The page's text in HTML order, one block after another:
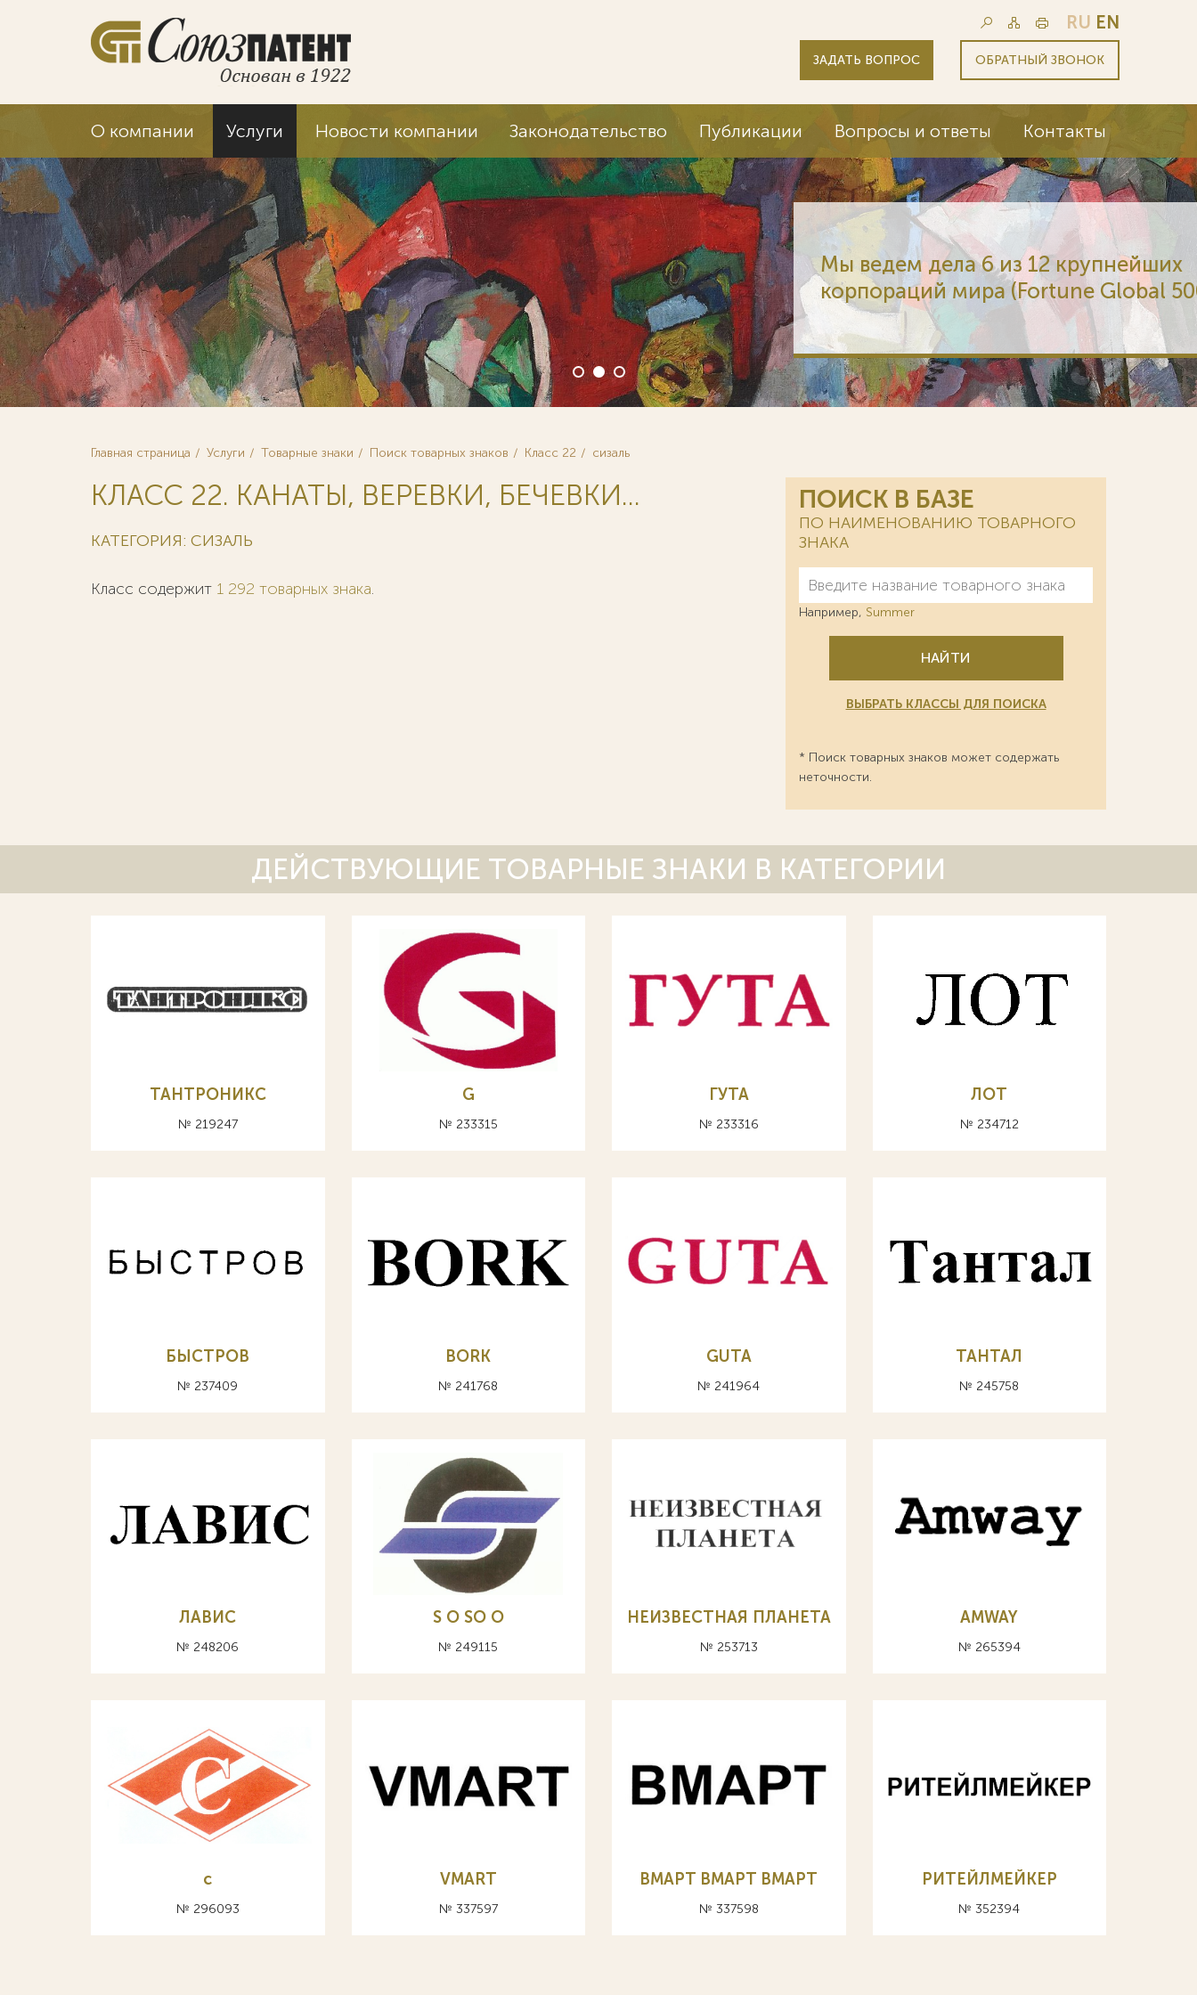
RU EN
ЗАДАТЬ ВОПРОС ОБРАТНЫЙ ЗВОНОК
О компании Услуги Новости компании Законодательство Публикации Вопросы и ответы Контакты
Мы ведем дела 6 из 12 крупнейших
корпораций мира (Fortune Global 500)
Главная страница Услуги Товарные знаки Поиск товарных знаков Класс 22 сизаль
КЛАСС 22. КАНАТЫ, ВЕРЕВКИ, БЕЧЕВКИ...
КАТЕГОРИЯ: СИЗАЛЬ
Класс содержит 1 292 товарных знака.
ПОИСК В БАЗЕ
ПО НАИМЕНОВАНИЮ ТОВАРНОГО
ЗНАКА
Например, Summer
НАЙТИ
ВЫБРАТЬ КЛАССЫ ДЛЯ ПОИСКА
* Поиск товарных знаков может содержать
неточности.
ДЕЙСТВУЮЩИЕ ТОВАРНЫЕ ЗНАКИ В КАТЕГОРИИ
ТАНТРОНИКС
№ 219247
G
№ 233315
ГУТА
№ 233316
ЛОТ
№ 234712
БЫСТРОВ
№ 237409
BORK
№ 241768
GUTA
№ 241964
ТАНТАЛ
№ 245758
ЛАВИС
№ 248206
S O SO О
№ 249115
НЕИЗВЕСТНАЯ ПЛАНЕТА
№ 253713
AMWAY
№ 265394
с
№ 296093
VMART
№ 337597
BMAPT BMAPT ВМАРТ
№ 337598
РИТЕЙЛМЕЙКЕР
№ 352394